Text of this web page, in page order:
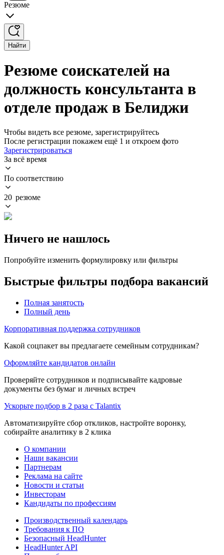
Резюме
Найти
Резюме соискателей на
должность консультанта в
отделе продаж в Белиджи
Чтобы видеть все резюме, зарегистрируйтесь
После регистрации покажем ещё 1 и откроем фото
Зарегистрироваться
За всё время
По соответствию
20 резюме
Ничего не нашлось
Попробуйте изменить формулировку или фильтры
Быстрые фильтры подбора вакансий
Полная занятость
Полный день
Корпоративная поддержка сотрудников
Какой соцпакет вы предлагаете семейным сотрудникам?
Оформляйте кандидатов онлайн
Проверяйте сотрудников и подписывайте кадровые
документы без бумаг и личных встреч
Ускорьте подбор в 2 раза с Talantix
Автоматизируйте сбор откликов, настройте воронку,
собирайте аналитику в 2 клика
О компании
Наши вакансии
Партнерам
Реклама на сайте
Новости и статьи
Инвесторам
Кандидаты по профессиям
Производственный календарь
Требования к ПО
Безопасный HeadHunter
HeadHunter API